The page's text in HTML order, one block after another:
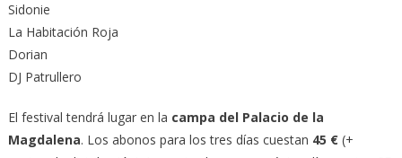
Sidonie
La Habitación Roja
Dorian
DJ Patrullero
El festival tendrá lugar en la campa del Palacio de la
Magdalena. Los abonos para los tres días cuestan 45 €(+